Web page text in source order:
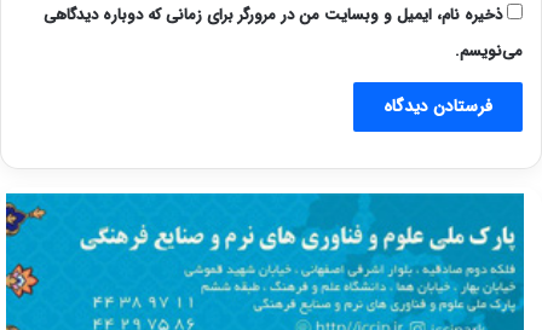
ذخیره نام، ایمیل و وبسایت من در مرورگر برای زمانی که دوباره دیدگاهی
می‌نویسم.